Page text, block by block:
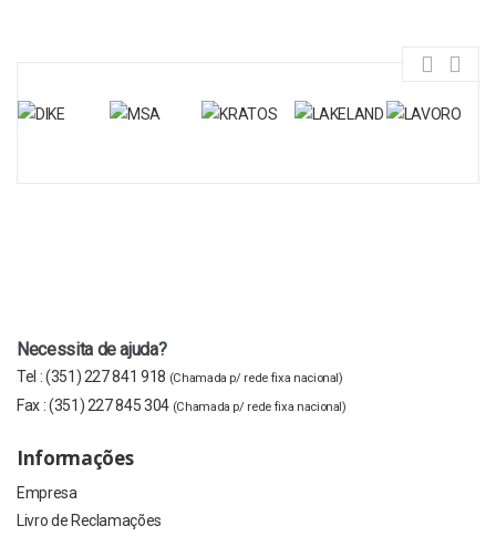
Necessita de ajuda?
Tel :(351) 227 841 918 (Chamada p/ rede fixa nacional)
Fax :(351) 227 845 304 (Chamada p/ rede fixa nacional)
Informações
Empresa
Livro de Reclamações